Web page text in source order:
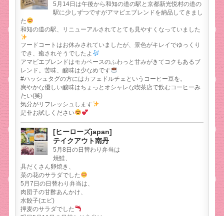
5月14日は午後から和知の道の駅と京都新光悦村の道の
駅に少しずつですがアマビエブレンドを納品してきまし
た
和知の道の駅、リニューアルされてとても見やすくなっていました
フードコートはお休みされていましたが、景色がキレイでゆっくり
でき、癒されそうでしたよ
アマビエブレンドはモカベースのふわっと甘みがきてコクもあるブ
レンド。苦味、酸味は少なめです
#ハッシュタグの方にはカフェドルチェというコーヒー豆を。
爽やかな優しい酸味はちょっとオシャレな喫茶店で飲むコーヒーみ
たい(笑)
気分がリフレッシュします
是非お試しください
[ヒーローズjapan]
テイクアウト南丹
5月8日の日替わり弁当は
焼鮭、
具だくさん卵焼き、
菜の花のサラダでした
5月7日の日替わり弁当は、
肉団子の甘酢あんかけ、
水餃子(エビ)
押麦のサラダでした